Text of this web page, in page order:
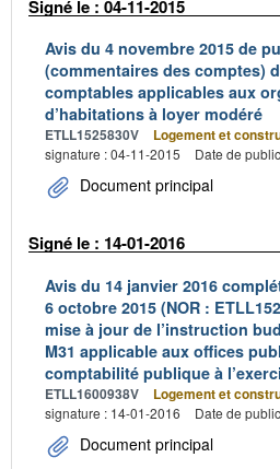
Signé le : 04-11-2015
Avis du 4 novembre 2015 de
(commentaires des comptes)
comptables applicables aux
d’habitations à loyer modéré
ETLL1525830V Logement et
signature : 04-11-2015
Date de
Document principal
Signé le : 14-01-2016
Avis du 14 janvier 2016
6 octobre 2015 (NOR :
mise à jour de l’instruction
M31 applicable aux offices
comptabilité publique à
ETLL1600938V Logement et
signature : 14-01-2016
Date de
Document principal